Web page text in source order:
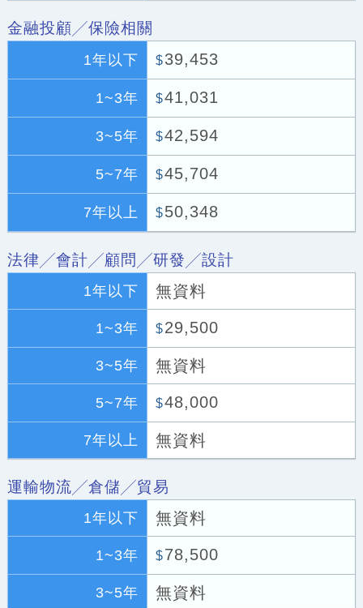
金融投顧╱保險相關
1年以下 $39,453
1~3年 $41,031
3~5年 $42,594
5~7年 $45,704
7年以上 $50,348
法律╱會計╱顧問╱研發╱設計
1年以下 無資料
1~3年 $29,500
3~5年 無資料
5~7年 $48,000
7年以上 無資料
運輸物流╱倉儲╱貿易
1年以下 無資料
1~3年 $78,500
3~5年 無資料